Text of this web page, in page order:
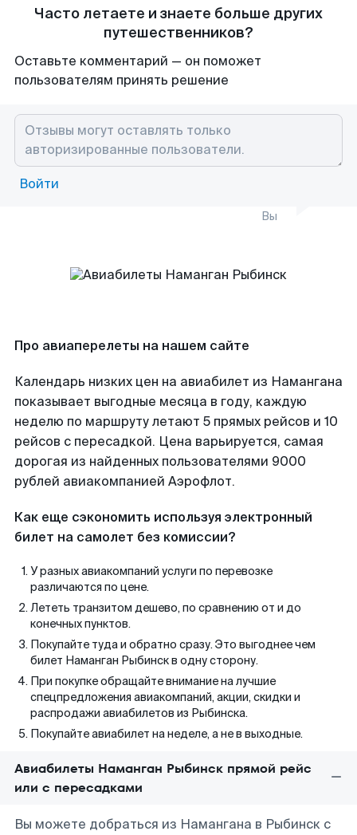
Часто летаете и знаете больше других
путешественников?
Оставьте комментарий — он поможет
пользователям принять решение
Войти
Вы
Про авиаперелеты на нашем сайте
Календарь низких цен на авиабилет из Намангана
показывает выгодные месяца в году, каждую
неделю по маршруту летают 5 прямых рейсов и 10
рейсов с пересадкой. Цена варьируется, самая
дорогая из найденных пользователями 9000
рублей авиакомпанией Аэрофлот.
Как еще сэкономить используя электронный
билет на самолет без комиссии?
У разных авиакомпаний услуги по перевозке
различаются по цене.
Лететь транзитом дешево, по сравнению от и до
конечных пунктов.
Покупайте туда и обратно сразу. Это выгоднее чем
билет Наманган Рыбинск в одну сторону.
При покупке обращайте внимание на лучшие
спецпредложения авиакомпаний, акции, скидки и
распродажи авиабилетов из Рыбинска.
Покупайте авиабилет на неделе, а не в выходные.
Авиабилеты Наманган Рыбинск прямой рейс
или с пересадками
Вы можете добраться из Намангана в Рыбинск с